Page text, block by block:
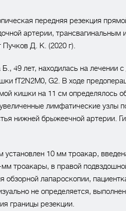
передняя резекция
артерии, трансвагинальным
Пучков Д. К. (2020 г).
49 лет, находилась на лечении
fT2N2M0, G2. В ходе
кишки на 11 см определялось
лимфатические узлы
нижней брыжеечной артерии.
установлен 10 мм троакар,
троакары, в правой
обзорной лапароскопии,
не определяется,
границы резекции.